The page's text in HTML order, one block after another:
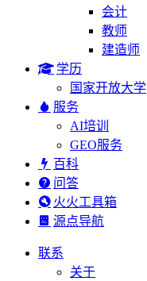
会计
教师
建造师
学历
国家开放大学
服务
AI培训
GEO服务
百科
问答
火火工具箱
源点导航
联系
关于